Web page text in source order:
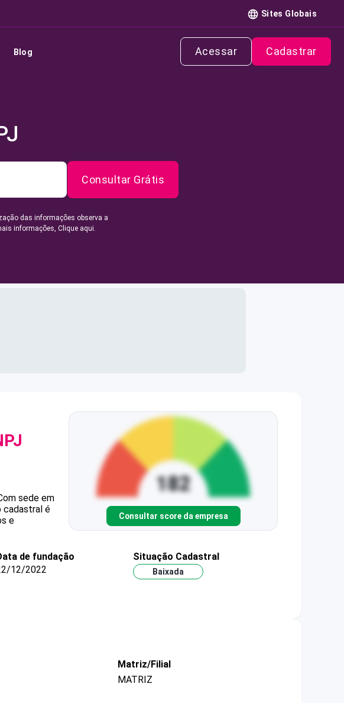
Sites Globais
Blog Acessar Cadastrar
Consultar Grátis
das informações observa a
informações, Clique aqui.
sede em
cadastral é
e
Consultar score da empresa
de fundação
12/2022
Situação Cadastral
Baixada
Matriz/Filial
MATRIZ